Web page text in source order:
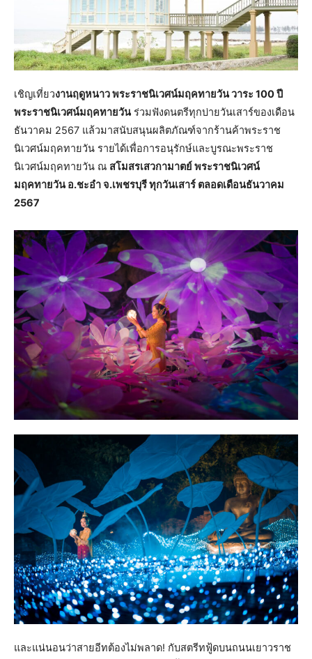
เชิญเที่ยวงานฤดูหนาว พระราชนิเวศน์มฤคทายวัน วาระ 100 ปี
พระราชนิเวศน์มฤคทายวัน ร่วมฟังดนตรีทุกบ่ายวันเสาร์ของเดือน
ธันวาคม 2567 แล้วมาสนับสนุนผลิตภัณฑ์จากร้านค้าพระราช
นิเวศน์มฤคทายวัน รายได้เพื่อการอนุรักษ์และบูรณะพระราช
นิเวศน์มฤคทายวัน ณ สโมสรเสวกามาตย์ พระราชนิเวศน์
มฤคทายวัน อ.ชะอำ จ.เพชรบุรี ทุกวันเสาร์ ตลอดเดือนธันวาคม
2567
และแน่นอนว่าสายอีทต้องไม่พลาด! กับสตรีทฟู้ดบนถนนเยาวราช